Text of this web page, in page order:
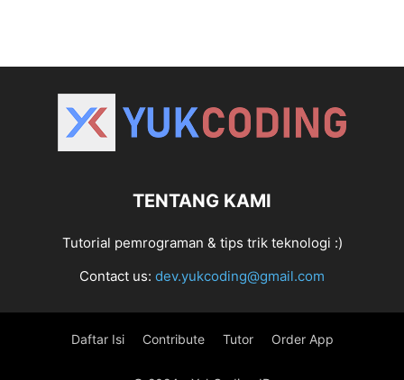
TENTANG KAMI
Tutorial pemrograman & tips trik teknologi :)
Contact us: dev.yukcoding@gmail.com
Daftar Isi Contribute Tutor Order App